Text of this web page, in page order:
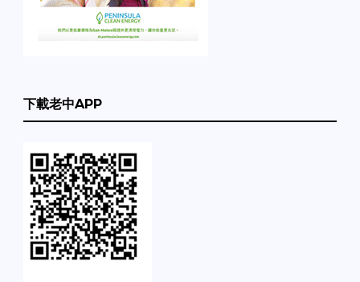
下載老中APP